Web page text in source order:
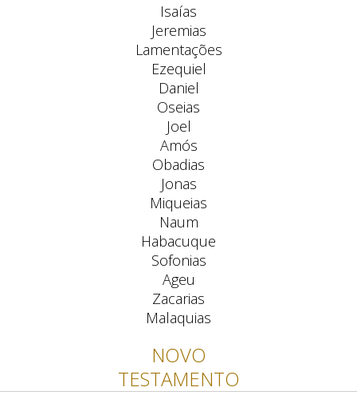
Isaías
Jeremias
Lamentações
Ezequiel
Daniel
Oseias
Joel
Amós
Obadias
Jonas
Miqueias
Naum
Habacuque
Sofonias
Ageu
Zacarias
Malaquias
NOVO
TESTAMENTO